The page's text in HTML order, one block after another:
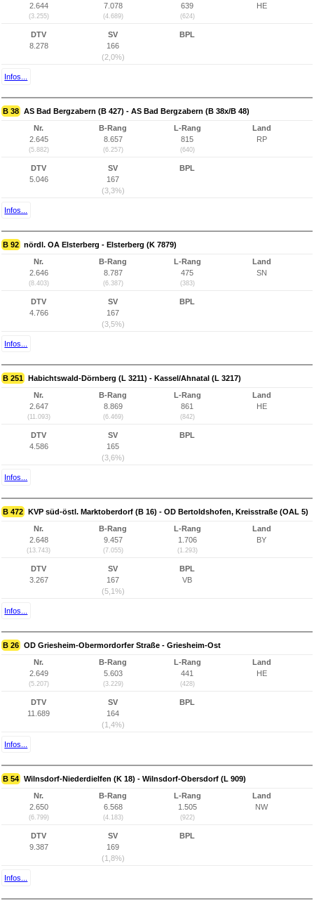
2.644
(3.255)
7.078
(4.689)
639
(624)
HE
DTV
8.278
SV
166
(2,0%)
BPL
Infos...
B 38 AS Bad Bergzabern (B 427) - AS Bad Bergzabern (B 38x/B 48)
Nr.
2.645
(5.882)
B-Rang
8.657
(6.257)
L-Rang
815
(640)
Land
RP
DTV
5.046
SV
167
(3,3%)
BPL
Infos...
B 92 nördl. OA Elsterberg - Elsterberg (K 7879)
Nr.
2.646
(8.403)
B-Rang
8.787
(6.387)
L-Rang
475
(383)
Land
SN
DTV
4.766
SV
167
(3,5%)
BPL
Infos...
B 251 Habichtswald-Dörnberg (L 3211) - Kassel/Ahnatal (L 3217)
Nr.
2.647
(11.093)
B-Rang
8.869
(6.469)
L-Rang
861
(842)
Land
HE
DTV
4.586
SV
165
(3,6%)
BPL
Infos...
B 472 KVP süd-östl. Marktoberdorf (B 16) - OD Bertoldshofen, Kreisstraße (OAL 5)
Nr.
2.648
(13.743)
B-Rang
9.457
(7.055)
L-Rang
1.706
(1.293)
Land
BY
DTV
3.267
SV
167
(5,1%)
BPL
VB
Infos...
B 26 OD Griesheim-Obermordorfer Straße - Griesheim-Ost
Nr.
2.649
(5.207)
B-Rang
5.603
(3.229)
L-Rang
441
(428)
Land
HE
DTV
11.689
SV
164
(1,4%)
BPL
Infos...
B 54 Wilnsdorf-Niederdielfen (K 18) - Wilnsdorf-Obersdorf (L 909)
Nr.
2.650
(6.799)
B-Rang
6.568
(4.183)
L-Rang
1.505
(922)
Land
NW
DTV
9.387
SV
169
(1,8%)
BPL
Infos...